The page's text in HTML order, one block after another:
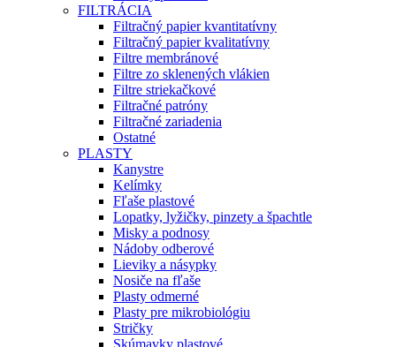
FILTRÁCIA
Filtračný papier kvantitatívny
Filtračný papier kvalitatívny
Filtre membránové
Filtre zo sklenených vlákien
Filtre striekačkové
Filtračné patróny
Filtračné zariadenia
Ostatné
PLASTY
Kanystre
Kelímky
Fľaše plastové
Lopatky, lyžičky, pinzety a špachtle
Misky a podnosy
Nádoby odberové
Lieviky a násypky
Nosiče na fľaše
Plasty odmerné
Plasty pre mikrobiológiu
Stričky
Skúmavky plastové